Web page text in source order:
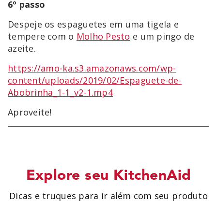
6º passo
Despeje os espaguetes em uma tigela e
tempere com o Molho Pesto e um pingo de
azeite.
https://amo-ka.s3.amazonaws.com/wp-
content/uploads/2019/02/Espaguete-de-
Abobrinha_1-1_v2-1.mp4
Aproveite!
Explore seu KitchenAid
Dicas e truques para ir além com seu produto